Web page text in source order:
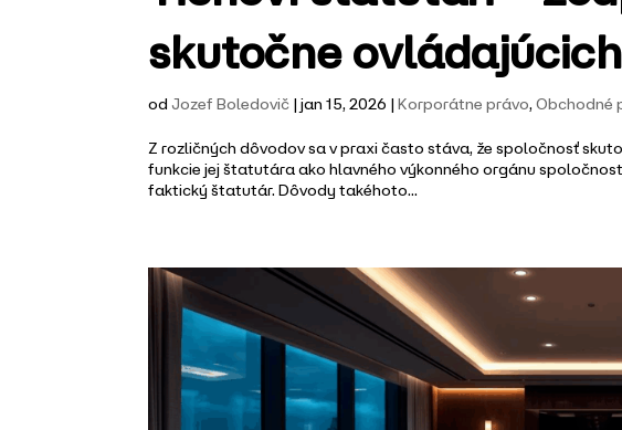
skutočne
odJozef Boledovič |jan 15, 2026 |Korporátne právo,Obchodné
Z rozličných dôvodov sa v praxi často stáva, že spoločnosť
funkcie jej štatutára ako hlavného výkonného orgánu
faktický štatutár. Dôvody takéhoto...